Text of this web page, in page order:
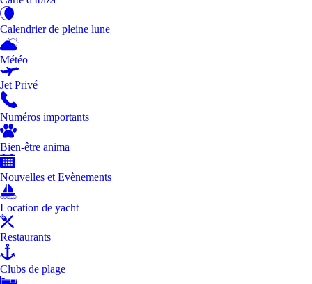
Calendrier de pleine lune
Météo
Jet Privé
Numéros importants
Bien-être anima
Nouvelles et Evènements
Location de yacht
Restaurants
Clubs de plage